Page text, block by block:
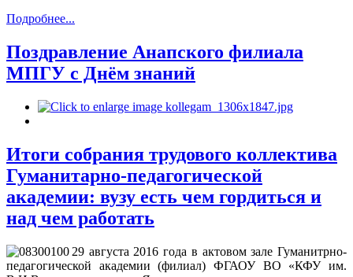
Подробнее...
Поздравление Анапского филиала
МПГУ с Днём знаний
Итоги собрания трудового коллектива
Гуманитарно-педагогической
академии: вузу есть чем гордиться и
над чем работать
29 августа 2016 года в актовом зале Гуманитрно-
педагогической академии (филиал) ФГАОУ ВО «КФУ им.